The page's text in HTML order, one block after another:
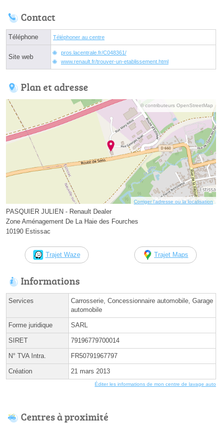
Contact
Téléphone Téléphoner au centre
Site web
pros.lacentrale.fr/C048361/
www.renault.fr/trouver-un-etablissement.html
Plan et adresse
© contributeurs OpenStreetMap
Corriger l’adresse ou la localisation
PASQUIER JULIEN - Renault Dealer
Zone Aménagement De La Haie des Fourches
10190 Estissac
Trajet Waze Trajet Maps
Informations
Services
Carrosserie, Concessionnaire automobile, Garage
automobile
Forme juridique SARL
SIRET 79196779700014
N° TVA Intra. FR50791967797
Création 21 mars 2013
Éditer les informations de mon centre de lavage auto
Centres à proximité